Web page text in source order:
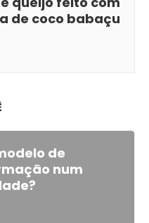
de coco babaçu
de
num